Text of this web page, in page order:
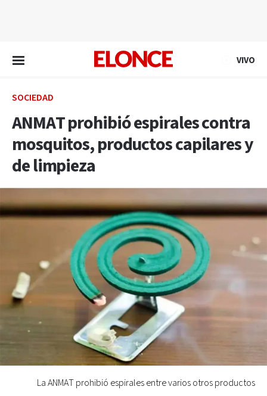
VIVO
SOCIEDAD
ANMAT prohibió espirales contra
mosquitos, productos capilares y
de limpieza
La ANMAT prohibió espirales entre varios otros productos